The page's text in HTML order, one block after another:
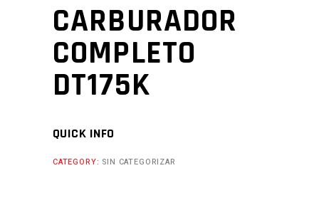
CARBURADOR
COMPLETO
DT175K
QUICK INFO
CATEGORY: SIN CATEGORIZAR